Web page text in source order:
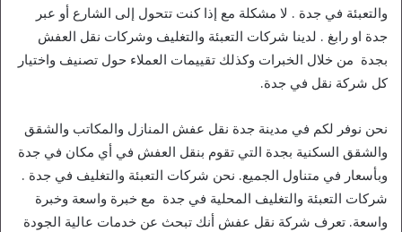
والتعبئة في جدة . لا مشكلة مع إذا كنت تتحول إلى الشارع أو عبر
جدة او رابغ . لدينا شركات التعبئة والتغليف وشركات نقل العفش
بجدة من خلال الخبرات وكذلك تقييمات العملاء حول تصنيف واختيار
كل شركة نقل في جدة.
نحن نوفر لكم في مدينة جدة نقل عفش المنازل والمكاتب والشقق
والشقق السكنية بجدة التي تقوم بنقل العفش في أي مكان في جدة
وبأسعار في متناول الجميع. نحن شركات التعبئة والتغليف في جدة .
شركات التعبئة والتغليف المحلية في جدة مع خبرة واسعة وخبرة
واسعة. تعرف شركة نقل عفش أنك تبحث عن خدمات عالية الجودة